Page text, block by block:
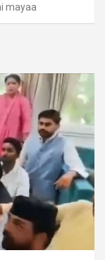
mayaa